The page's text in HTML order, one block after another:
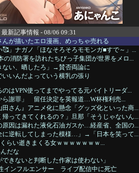
最新記事情報 - 08/06 09:31
んが描いたエロ漫画、めっちゃ売れる
」ナガノ「ほなそろそろモモンガ■すで～」...
消防署を訪れたちびっ子集団が世界をメロ...
ない、晒したろ」→賛否両論に
いんだよっていう横乳の張り
はVPN使ってまでやってる元バイトリーダ...
ら謝罪」 留任決定を英報道…W杯権利売...
田さん』アニメ化に懸念「グッズ化といった商...
ってきてくれるの？」旦那「そうじゃないん...
原因は漏れた液化石油ガスか…経産省、全国の...
に逆転してしまった模様…」→「日本を笑って...
らい逝きまくる女ｗｗｗｗｗｗｗ...
だな
きないと判断した作家は使わない」
インフルエンサー ライブ配信中に死亡